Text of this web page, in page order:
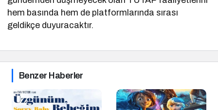
hem basında hem de platformlarında sırası
geldikçe duyuracaktır.
Benzer Haberler